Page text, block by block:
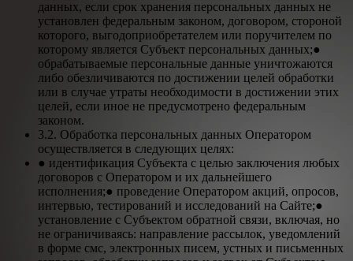
данных, если срок хранения персональных данных не
установлен федеральным законом, договором, стороной
которого, выгодоприобретателем или поручителем по
которому является Субъект персональных данных;●
обрабатываемые персональные данные уничтожаются
либо обезличиваются по достижении целей обработки
или в случае утраты необходимости в достижении этих
целей, если иное не предусмотрено федеральным
законом.
3.2. Обработка персональных данных Оператором
осуществляется в следующих целях:
● идентификация Субъекта с целью заключения любых
договоров с Оператором и их дальнейшего
исполнения;● проведение Оператором акций, опросов,
интервью, тестирований и исследований на Сайте;●
установление с Субъектом обратной связи, включая, но
не ограничиваясь: направление рассылок, уведомлений
в форме смс, электронных писем, устных и письменных